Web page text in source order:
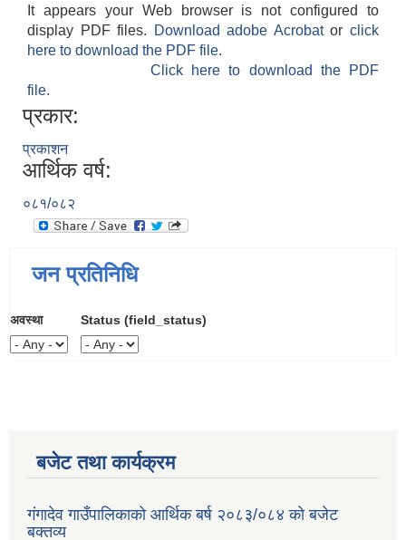
It appears your Web browser is not configured to
display PDF files.
Download adobe Acrobatorclick
here to download the PDF file.
Click here to download the PDF
file.
प्रकार:
प्रकाशन
आर्थिक वर्ष:
०८१/०८२
जन प्रतिनिधि
अवस्था Status (field_status)
बजेट तथा कार्यक्रम
गंगादेव गाउँपालिकाको आर्थिक बर्ष २०८३/०८४ को बजेट
बक्तव्य